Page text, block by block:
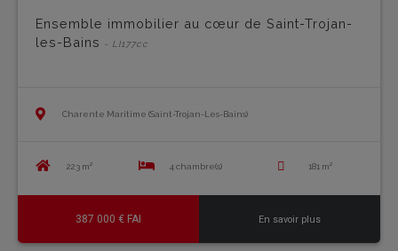
Ensemble immobilier au cœur de Saint-Trojan-
les-Bains
- LI177cc
Charente Maritime (Saint-Trojan-Les-Bains)
223 m² 4 chambre(s) 181 m²
387 000 € FAI En savoir plus